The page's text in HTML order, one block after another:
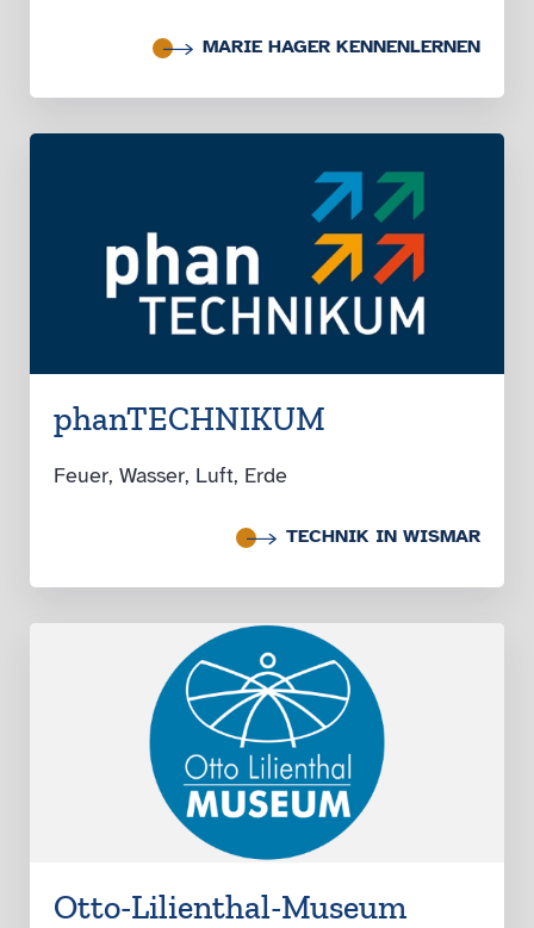
MARIE HAGER KENNENLERNEN
phan­TECHNIKUM
Feuer, Wasser, Luft, Erde
TECHNIK IN WISMAR
Otto-Lilienthal-Museum